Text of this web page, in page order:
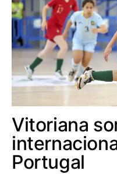
Vitoriana
Portugal